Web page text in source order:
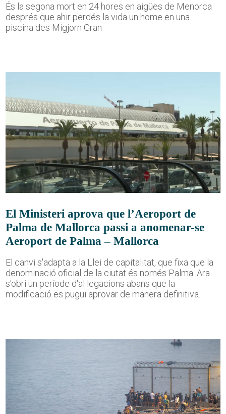
És la segona mort en 24 hores en aigües de Menorca
després que ahir perdés la vida un home en una
piscina des Migjorn Gran
El Ministeri aprova que l’Aeroport de
Palma de Mallorca passi a anomenar-se
Aeroport de Palma – Mallorca
El canvi s'adapta a la Llei de capitalitat, que fixa que la
denominació oficial de la ciutat és només Palma. Ara
s'obri un període d'al·legacions abans que la
modificació es pugui aprovar de manera definitiva.